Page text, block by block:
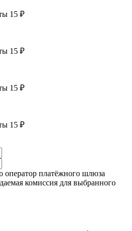
15 ₽
15 ₽
15 ₽
15 ₽
платёжного шлюза
комиссия для выбранного